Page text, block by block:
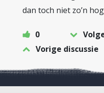
dan toch niet zo’n
0
Vorige discussie